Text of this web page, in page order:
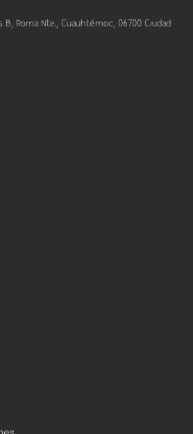
B, Roma Nte., Cuauhtémoc, 06700 Ciudad